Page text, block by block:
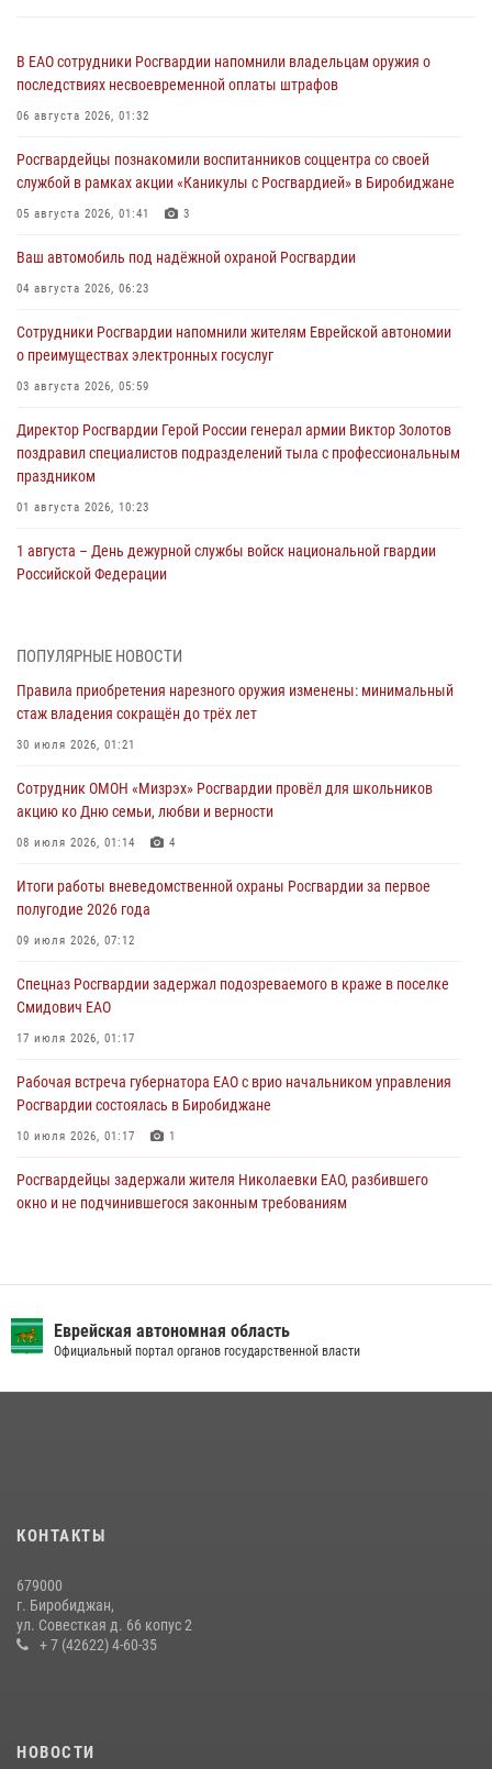
В ЕАО сотрудники Росгвардии напомнили владельцам оружия о
последствиях несвоевременной оплаты штрафов
06 августа 2026, 01:32
Росгвардейцы познакомили воспитанников соццентра со своей
службой в рамках акции «Каникулы с Росгвардией» в Биробиджане
05 августа 2026, 01:41 3
Ваш автомобиль под надёжной охраной Росгвардии
04 августа 2026, 06:23
Сотрудники Росгвардии напомнили жителям Еврейской автономии
о преимуществах электронных госуслуг
03 августа 2026, 05:59
Директор Росгвардии Герой России генерал армии Виктор Золотов
поздравил специалистов подразделений тыла с профессиональным
праздником
01 августа 2026, 10:23
1 августа – День дежурной службы войск национальной гвардии
Российской Федерации
В Росгвардии вспоминают российских воинов, погибших в Первой
01 августа 2026, 10:19
Внесены изменения в правила проведения контрольного отстрела
31 июля 2026, 01:48
Правила приобретения нарезного оружия изменены: минимальный
30 июля 2026, 01:21
Росгвардейцы задержали гражданина за хулиганство и попытку
29 июля 2026, 01:05
ПОПУЛЯРНЫЕ НОВОСТИ
Правила приобретения нарезного оружия изменены: минимальный
стаж владения сокращён до трёх лет
30 июля 2026, 01:21
Сотрудник ОМОН «Мизрэх» Росгвардии провёл для школьников
акцию ко Дню семьи, любви и верности
08 июля 2026, 01:14 4
Итоги работы вневедомственной охраны Росгвардии за первое
полугодие 2026 года
09 июля 2026, 07:12
Спецназ Росгвардии задержал подозреваемого в краже в поселке
Смидович ЕАО
17 июля 2026, 01:17
Рабочая встреча губернатора ЕАО с врио начальником управления
Росгвардии состоялась в Биробиджане
10 июля 2026, 01:17 1
Росгвардейцы задержали жителя Николаевки ЕАО, разбившего
окно и не подчинившегося законным требованиям
07 июля 2026, 06:28
21 июля 2026, 04:18
Росгвардии в ЕАО
08 июля 2026, 04:54
Еврейская автономная область
Официальный портал органов государственной власти
КОНТАКТЫ
679000
г. Биробиджан,
ул. Совесткая д. 66 копус 2
+ 7 (42622) 4-60-35
НОВОСТИ